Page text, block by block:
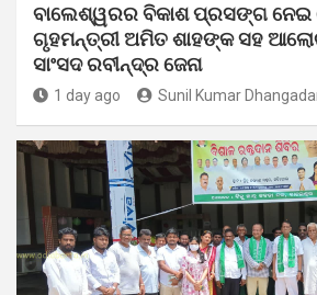
ବାଲେଶ୍ୱରର ବିକାଶ ପ୍ରସଙ୍ଗ ନେଇ
ଗୃହମନ୍ତ୍ରୀ ଅମିତ ଶାହଙ୍କ ସହ
ସାଂସଦ ରବୀନ୍ଦ୍ର ଜେନା
1 day ago Sunil Kumar